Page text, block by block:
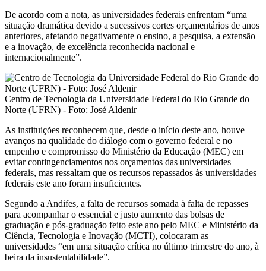
De acordo com a nota, as universidades federais enfrentam “uma
situação dramática devido a sucessivos cortes orçamentários de anos
anteriores, afetando negativamente o ensino, a pesquisa, a extensão
e a inovação, de excelência reconhecida nacional e
internacionalmente”.
Centro de Tecnologia da Universidade Federal do Rio Grande do
Norte (UFRN) - Foto: José Aldenir
As instituições reconhecem que, desde o início deste ano, houve
avanços na qualidade do diálogo com o governo federal e no
empenho e compromisso do Ministério da Educação (MEC) em
evitar contingenciamentos nos orçamentos das universidades
federais, mas ressaltam que os recursos repassados às universidades
federais este ano foram insuficientes.
Segundo a Andifes, a falta de recursos somada à falta de repasses
para acompanhar o essencial e justo aumento das bolsas de
graduação e pós-graduação feito este ano pelo MEC e Ministério da
Ciência, Tecnologia e Inovação (MCTI), colocaram as
universidades “em uma situação crítica no último trimestre do ano, à
beira da insustentabilidade”.